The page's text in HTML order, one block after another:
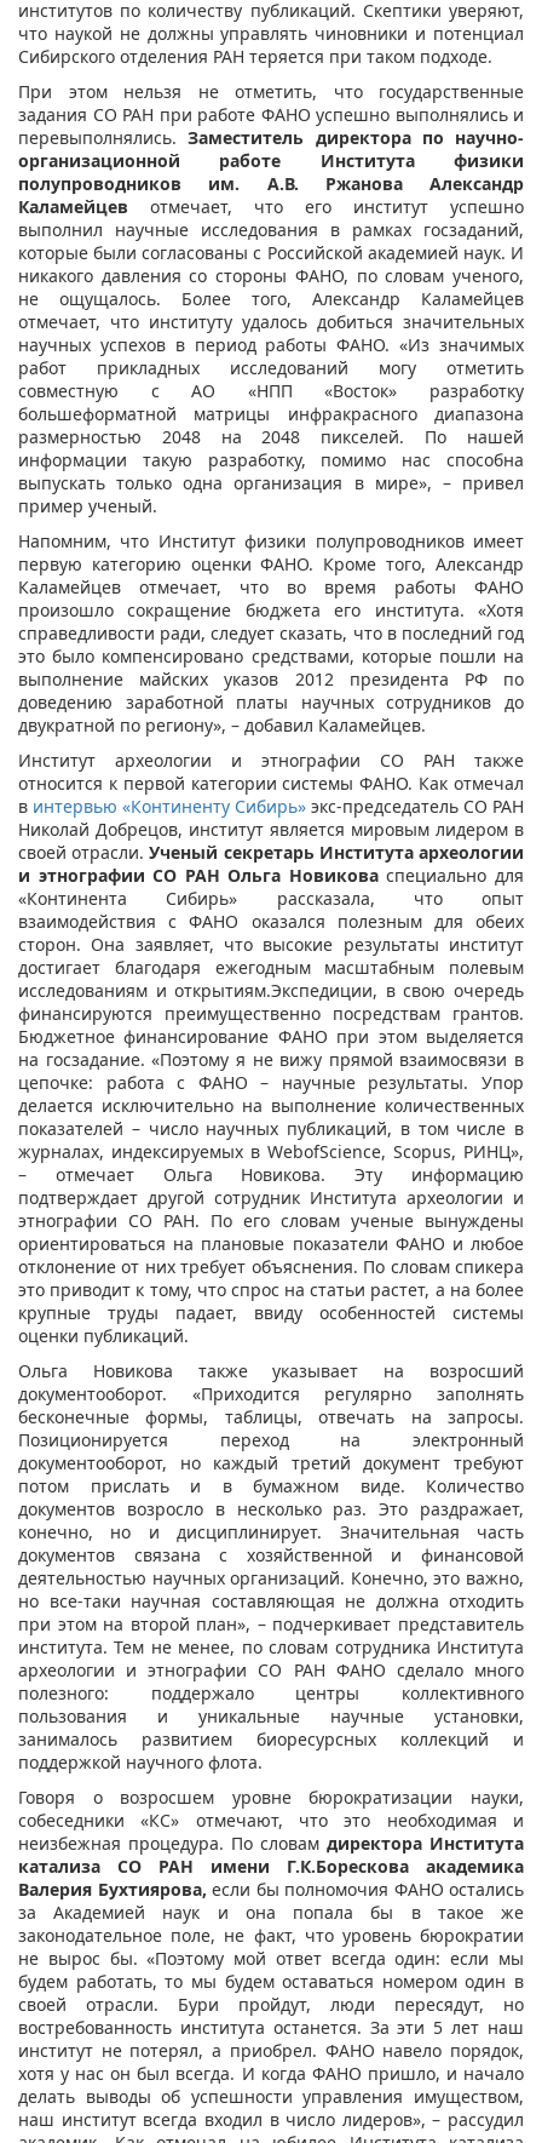
институтов по количеству публикаций. Скептики уверяют,
что наукой не должны управлять чиновники и потенциал
Сибирского отделения РАН теряется при таком подходе.
При этом нельзя не отметить, что государственные
задания СО РАН при работе ФАНО успешно выполнялись и
перевыполнялись.Заместитель директора по научно-
организационной работе Института физики
полупроводников им. А.В. Ржанова Александр
Каламейцев отмечает, что его институт успешно
выполнил научные исследования в рамках госзаданий,
которые были согласованы с Российской академией наук. И
никакого давления со стороны ФАНО, по словам ученого,
не ощущалось. Более того, Александр Каламейцев
отмечает, что институту удалось добиться значительных
научных успехов в период работы ФАНО. «Из значимых
работ прикладных исследований могу отметить
совместную с АО «НПП «Восток» разработку
большеформатной матрицы инфракрасного диапазона
размерностью 2048 на 2048 пикселей. По нашей
информации такую разработку, помимо нас способна
выпускать только одна организация в мире», – привел
пример ученый.
Напомним, что Институт физики полупроводников имеет
первую категорию оценки ФАНО. Кроме того, Александр
Каламейцев отмечает, что во время работы ФАНО
произошло сокращение бюджета его института. «Хотя
справедливости ради, следует сказать, что в последний год
это было компенсировано средствами, которые пошли на
выполнение майских указов 2012 президента РФ по
доведению заработной платы научных сотрудников до
двукратной по региону», – добавил Каламейцев.
Институт археологии и этнографии СО РАН также
относится к первой категории системы ФАНО. Как отмечал
в интервью «Континенту Сибирь» экс-председатель СО РАН
Николай Добрецов, институт является мировым лидером в
своей отрасли.Ученый секретарь Института археологии
и этнографии СО РАН Ольга Новиковаспециально для
«Континента Сибирь» рассказала, что опыт
взаимодействия с ФАНО оказался полезным для обеих
сторон. Она заявляет, что высокие результаты институт
достигает благодаря ежегодным масштабным полевым
исследованиям и открытиям.Экспедиции, в свою очередь
финансируются преимущественно посредствам грантов.
Бюджетное финансирование ФАНО при этом выделяется
на госзадание. «Поэтому я не вижу прямой взаимосвязи в
цепочке: работа с ФАНО – научные результаты. Упор
делается исключительно на выполнение количественных
показателей – число научных публикаций, в том числе в
журналах, индексируемых в WebofScience, Scopus, РИНЦ»,
– отмечает Ольга Новикова. Эту информацию
подтверждает другой сотрудник Института археологии и
этнографии СО РАН. По его словам ученые вынуждены
ориентироваться на плановые показатели ФАНО и любое
отклонение от них требует объяснения. По словам спикера
это приводит к тому, что спрос на статьи растет, а на более
крупные труды падает, ввиду особенностей системы
оценки публикаций.
Ольга Новикова также указывает на возросший
документооборот. «Приходится регулярно заполнять
бесконечные формы, таблицы, отвечать на запросы.
Позиционируется переход на электронный
документооборот, но каждый третий документ требуют
потом прислать и в бумажном виде. Количество
документов возросло в несколько раз. Это раздражает,
конечно, но и дисциплинирует. Значительная часть
документов связана с хозяйственной и финансовой
деятельностью научных организаций. Конечно, это важно,
но все-таки научная составляющая не должна отходить
при этом на второй план», – подчеркивает представитель
института. Тем не менее, по словам сотрудника Института
археологии и этнографии СО РАН ФАНО сделало много
полезного: поддержало центры коллективного
пользования и уникальные научные установки,
занималось развитием биоресурсных коллекций и
поддержкой научного флота.
Говоря о возросшем уровне бюрократизации науки,
собеседники «КС» отмечают, что это необходимая и
неизбежная процедура. По словам директора Института
катализа СО РАН имени Г.К.Борескова академика
Валерия Бухтиярова, если бы полномочия ФАНО остались
за Академией наук и она попала бы в такое же
законодательное поле, не факт, что уровень бюрократии
не вырос бы. «Поэтому мой ответ всегда один: если мы
будем работать, то мы будем оставаться номером один в
своей отрасли. Бури пройдут, люди пересядут, но
востребованность института останется. За эти 5 лет наш
институт не потерял, а приобрел. ФАНО навело порядок,
хотя у нас он был всегда. И когда ФАНО пришло, и начало
делать выводы об успешности управления имуществом,
наш институт всегда входил в число лидеров», – рассудил